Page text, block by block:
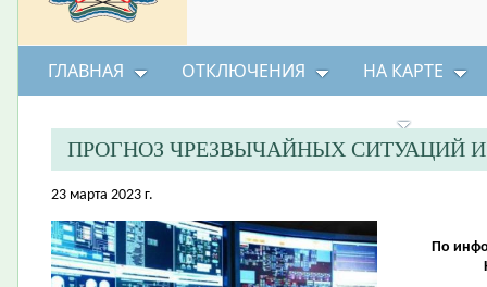
ГЛАВНАЯ ОТКЛЮЧЕНИЯ НА КАРТЕ
ПРОГНОЗ ЧРЕЗВЫЧАЙНЫХ СИТУАЦИЙ
23 марта 2023 г.
По